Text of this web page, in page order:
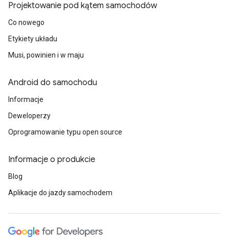
Projektowanie pod kątem samochodów
Co nowego
Etykiety układu
Musi, powinien i w maju
Android do samochodu
Informacje
Deweloperzy
Oprogramowanie typu open source
Informacje o produkcie
Blog
Aplikacje do jazdy samochodem